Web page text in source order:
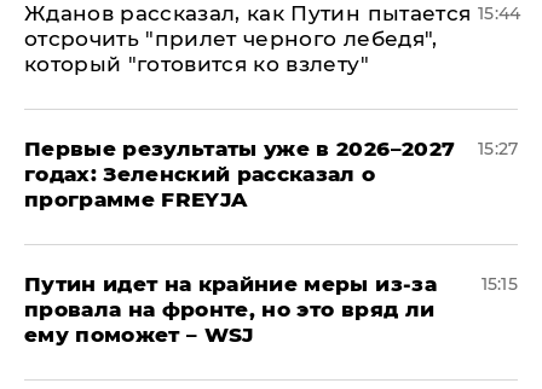
Жданов рассказал, как Путин пытается
отсрочить "прилет черного лебедя",
который "готовится ко взлету"
15:44
Первые результаты уже в 2026–2027
годах: Зеленский рассказал о
программе FREYJA
15:27
Путин идет на крайние меры из-за
провала на фронте, но это вряд ли
ему поможет – WSJ
15:15